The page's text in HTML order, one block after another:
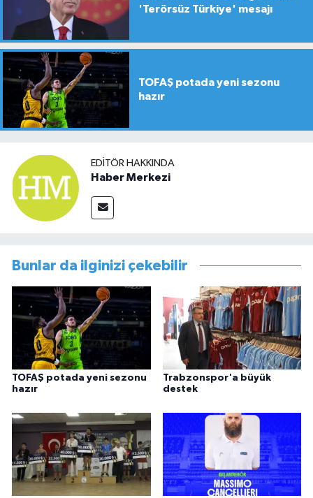
'Terörsüz Türkiye' mesajı
TOFAŞ potada yeni sezonu
hazır
EDITÖR HAKKINDA
Haber Merkezi
Bunlar da ilginizi çekebilir
TOFAŞ potada yeni sezonu
hazır
Trabzonspor'a büyük
destek